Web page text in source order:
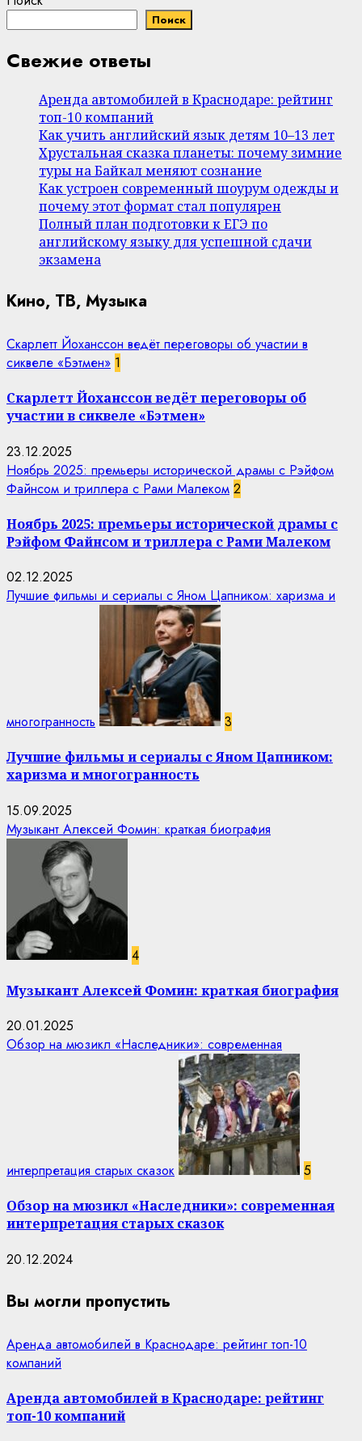
Поиск
Свежие ответы
Аренда автомобилей в Краснодаре: рейтинг
топ-10 компаний
Как учить английский язык детям 10–13 лет
Хрустальная сказка планеты: почему зимние
туры на Байкал меняют сознание
Как устроен современный шоурум одежды и
почему этот формат стал популярен
Полный план подготовки к ЕГЭ по
английскому языку для успешной сдачи
экзамена
Кино, ТВ, Музыка
Скарлетт Йоханссон ведёт переговоры об участии в
сиквеле «Бэтмен» 1
Скарлетт Йоханссон ведёт переговоры об
участии в сиквеле «Бэтмен»
23.12.2025
Ноябрь 2025: премьеры исторической драмы с Рэйфом
Файнсом и триллера с Рами Малеком 2
Ноябрь 2025: премьеры исторической драмы с
Рэйфом Файнсом и триллера с Рами Малеком
02.12.2025
Лучшие фильмы и сериалы с Яном Цапником: харизма и
многогранность 3
Лучшие фильмы и сериалы с Яном Цапником:
харизма и многогранность
15.09.2025
Музыкант Алексей Фомин: краткая биография
4
Музыкант Алексей Фомин: краткая биография
20.01.2025
Обзор на мюзикл «Наследники»: современная
интерпретация старых сказок 5
Обзор на мюзикл «Наследники»: современная
интерпретация старых сказок
20.12.2024
Вы могли пропустить
Аренда автомобилей в Краснодаре: рейтинг топ-10
компаний
Аренда автомобилей в Краснодаре: рейтинг
топ-10 компаний